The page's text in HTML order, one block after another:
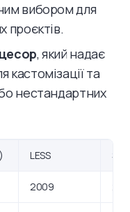
вибором для
проєктів.
, який надає
кастомізації та
нестандартних
LESS
2009